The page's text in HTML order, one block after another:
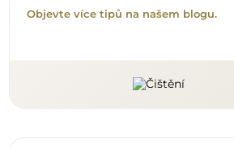
Objevte více tipů na našem blogu.